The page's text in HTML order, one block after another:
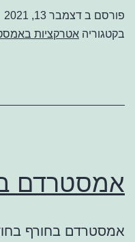
פורסם ב דצמבר 13, 2021
בקטגוריה אטרקציות
אמסטרדם
אמסטרדם בחורף